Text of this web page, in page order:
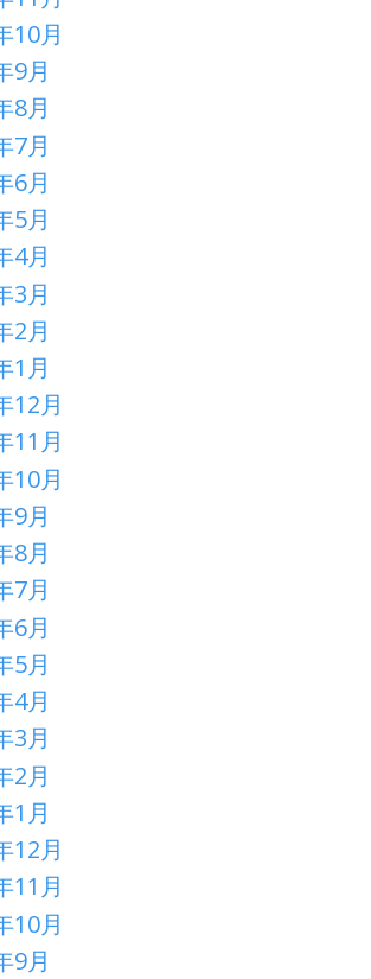
10月
9月
8月
7月
6月
5月
4月
3月
2月
1月
12月
11月
10月
9月
8月
7月
6月
5月
4月
3月
2月
1月
12月
11月
10月
9月